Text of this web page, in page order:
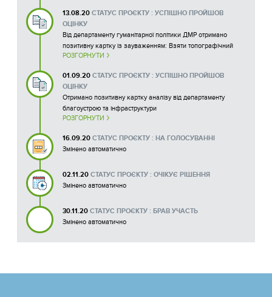
13.08.20 СТАТУС ПРОЄКТУ : УСПІШНО ПРОЙШОВ
ОЦІНКУ
Від департаменту гуманітарної політики ДМР отримано
позитивну картку із зауваженням: Взяти топографічний
план місцевості де заплановано будівництво майданчика
мереж; Звернутися до департаменту з благоустрою та
інфраструктури ДМР стосовно демонтажу та укладки
асфальтобетону.
15973202591191_290.PDF
РОЗГОРНУТИ
01.09.20 СТАТУС ПРОЄКТУ : УСПІШНО ПРОЙШОВ
ОЦІНКУ
Отримано позитивну картку аналізу від департаменту
благоустрою та інфраструктури
15989579698541_290.pdf
РОЗГОРНУТИ
16.09.20 СТАТУС ПРОЄКТУ : НА ГОЛОСУВАННІ
Змінено автоматично
02.11.20 СТАТУС ПРОЄКТУ : ОЧІКУЄ РІШЕННЯ
Змінено автоматично
30.11.20 СТАТУС ПРОЄКТУ : БРАВ УЧАСТЬ
Змінено автоматично